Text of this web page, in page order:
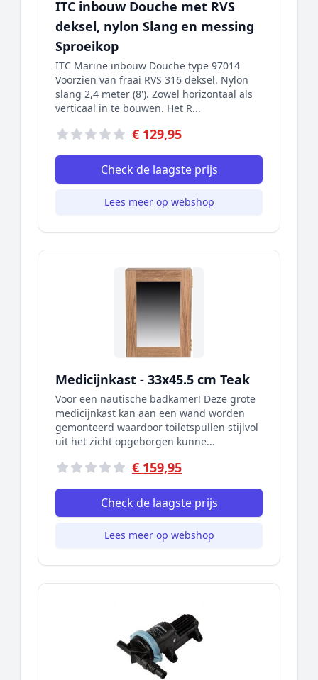
ITC inbouw Douche met RVS
deksel, nylon Slang en messing
Sproeikop
ITC Marine inbouw Douche type 97014
Voorzien van fraai RVS 316 deksel. Nylon
slang 2,4 meter (8'). Zowel horizontaal als
verticaal in te bouwen. Het R...
€ 129,95
Check de laagste prijs
Lees meer op webshop
Medicijnkast - 33x45.5 cm Teak
Voor een nautische badkamer! Deze grote
medicijnkast kan aan een wand worden
gemonteerd waardoor toiletspullen stijlvol
uit het zicht opgeborgen kunne...
€ 159,95
Check de laagste prijs
Lees meer op webshop